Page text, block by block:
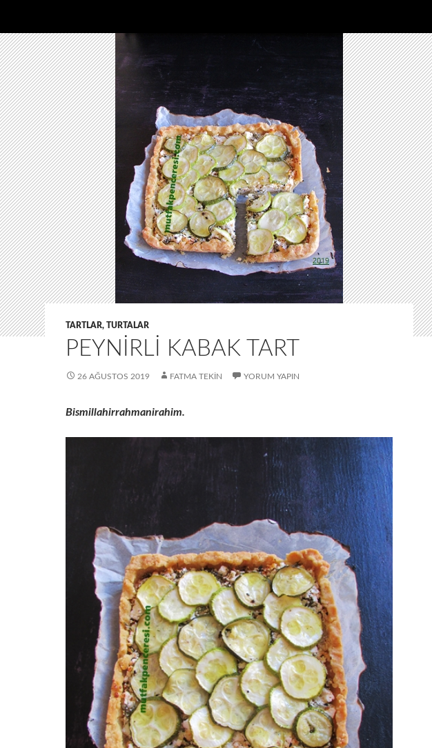
TARTLAR, TURTALAR
PEYNIRLI KABAK TART
26 AĞUSTOS 2019 FATMA TEKIN YORUM YAPIN
Bismillahirrahmanirahim.